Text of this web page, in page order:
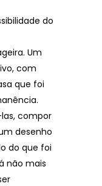
do
Um
com
que foi
compor
desenho
do que foi
não mais